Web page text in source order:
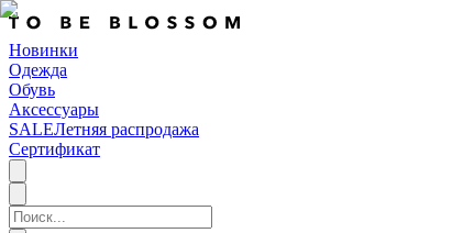
Новинки
Одежда
Обувь
Аксессуары
SALEЛетняя распродажа
Сертификат